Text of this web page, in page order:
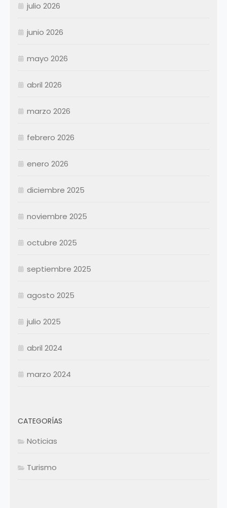
Enero
Marzo
Junio
Agosto
Noviembre
Resumen Permanentes
Junio
Agosto
Noviembre
Resumen Permanentes
julio 2026
junio 2026
mayo 2026
abril 2026
marzo 2026
febrero 2026
enero 2026
diciembre 2025
noviembre 2025
octubre 2025
septiembre 2025
agosto 2025
julio 2025
abril 2024
marzo 2024
CATEGORÍAS
Noticias
Turismo